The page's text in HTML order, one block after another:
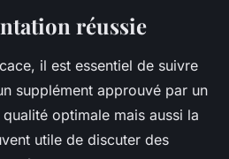
réussie
il est essentiel de suivre
supplément approuvé par un
optimale mais aussi la
utile de discuter des